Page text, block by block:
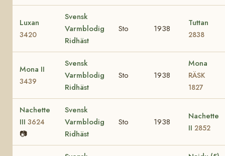
Luxan
3420
Svensk
Varmblodig
Ridhäst
Sto 1938
Tuttan
2838
Mona II
3439
Svensk
Varmblodig
Ridhäst
Sto 1938
Mona
RÄSK
1827
Nachette
III 3624
📷
Svensk
Varmblodig
Ridhäst
Sto 1938
Nachette
II 2852